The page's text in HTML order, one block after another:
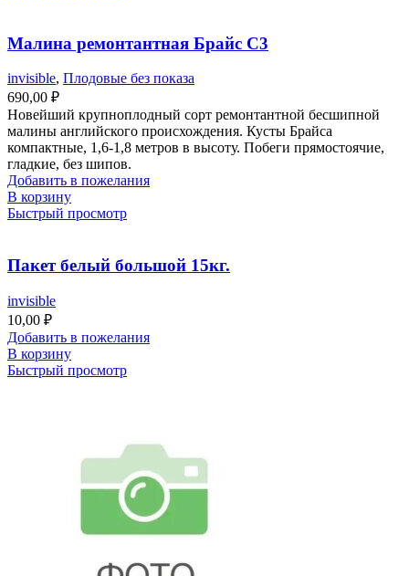
Малина ремонтантная Брайс С3
invisible, Плодовые без показа
690,00 ₽
Новейший крупноплодный сорт ремонтантной бесшипной
малины английского происхождения. Кусты Брайса
компактные, 1,6-1,8 метров в высоту. Побеги прямостоячие,
гладкие, без шипов.
Добавить в пожелания
В корзину
Быстрый просмотр
Пакет белый большой 15кг.
invisible
10,00 ₽
Добавить в пожелания
В корзину
Быстрый просмотр